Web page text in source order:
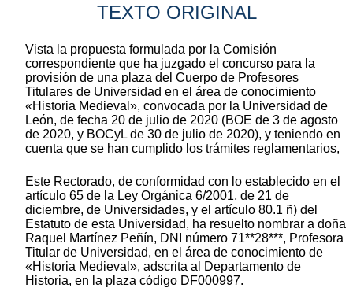
TEXTO ORIGINAL
Vista la propuesta formulada por la Comisión
correspondiente que ha juzgado el concurso para la
provisión de una plaza del Cuerpo de Profesores
Titulares de Universidad en el área de conocimiento
«Historia Medieval», convocada por la Universidad de
León, de fecha 20 de julio de 2020 (BOE de 3 de agosto
de 2020, y BOCyL de 30 de julio de 2020), y teniendo en
cuenta que se han cumplido los trámites reglamentarios,
Este Rectorado, de conformidad con lo establecido en el
artículo 65 de la Ley Orgánica 6/2001, de 21 de
diciembre, de Universidades, y el artículo 80.1 ñ) del
Estatuto de esta Universidad, ha resuelto nombrar a doña
Raquel Martínez Peñín, DNI número 71**28***, Profesora
Titular de Universidad, en el área de conocimiento de
«Historia Medieval», adscrita al Departamento de
Historia, en la plaza código DF000997.